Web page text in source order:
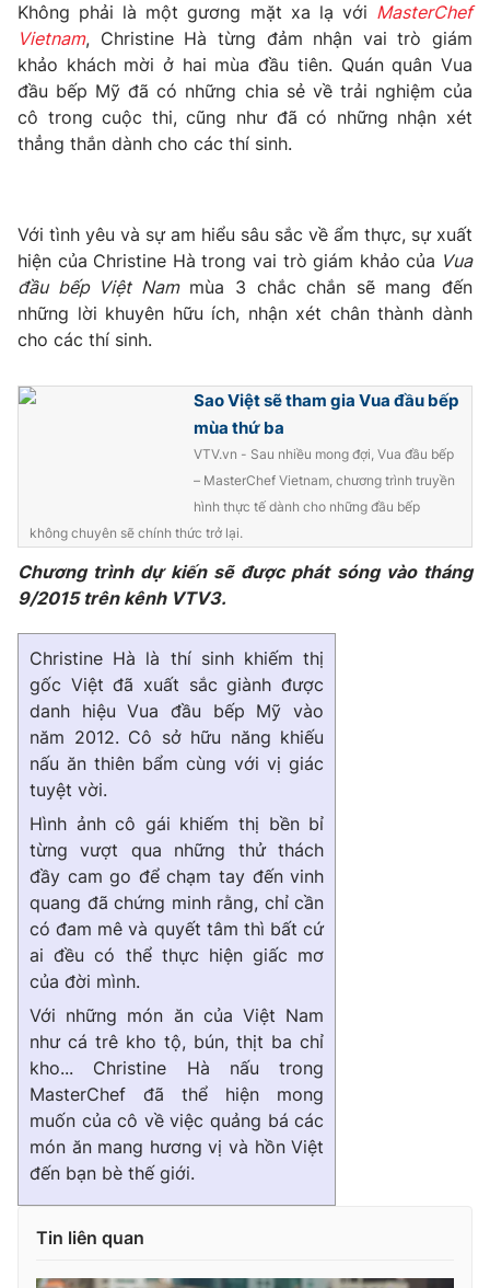
Chất lượng cuộc sống
Tuyển sinh
Học trực tuyến
Công nghệ
Hitech Công nghệ tương lai
Sản phẩm
Giao lưu trực tuyến
Lịch phát sóng
Chuyên mục khác
Emagazine Podcast
Photo
Video Shorts video
VTV Thể thao
VTV Sức khoẻ Bất động sản
Thị trường 24h
VTV4 Vươn mình bằng AI
VTV9 VTV8
Liên hệ tòa soạn
THỜI BÁO VTV
Theo dõi báo trên
Cơ quan chủ quản:Đài Truyền hình Việt Nam
Cơ quan báo chí: Thời báo VTV
Giấy phép hoạt động báo in và báo điện tử số 483/GP-BTTTT
cấp ngày 29/12/2023
Tổng Biên tập: Vũ Thanh Thủy
Nguyễn Trọng Ninh
Không phải là một gương mặt xa lạ với MasterChef
Vietnam, Christine Hà từng đảm nhận vai trò giám
khảo khách mời ở hai mùa đầu tiên. Quán quân Vua
đầu bếp Mỹ đã có những chia sẻ về trải nghiệm của
cô trong cuộc thi, cũng như đã có những nhận xét
thẳng thắn dành cho các thí sinh.
Với tình yêu và sự am hiểu sâu sắc về ẩm thực, sự xuất
hiện của Christine Hà trong vai trò giám khảo của Vua
đầu bếp Việt Nammùa 3 chắc chắn sẽ mang đến
những lời khuyên hữu ích, nhận xét chân thành dành
cho các thí sinh.
Sao Việt sẽ tham gia Vua đầu bếp
mùa thứ ba
VTV.vn - Sau nhiều mong đợi, Vua đầu bếp
– MasterChef Vietnam, chương trình truyền
hình thực tế dành cho những đầu bếp
không chuyên sẽ chính thức trở lại.
Chương trình dự kiến sẽ được phát sóng vào tháng
9/2015 trên kênh VTV3.
Christine Hà là thí sinh khiếm thị
gốc Việt đã xuất sắc giành được
danh hiệu Vua đầu bếp Mỹ vào
năm 2012. Cô sở hữu năng khiếu
nấu ăn thiên bẩm cùng với vị giác
tuyệt vời.
Hình ảnh cô gái khiếm thị bền bỉ
từng vượt qua những thử thách
đầy cam go để chạm tay đến vinh
quang đã chứng minh rằng, chỉ cần
có đam mê và quyết tâm thì bất cứ
ai đều có thể thực hiện giấc mơ
của đời mình.
Với những món ăn của Việt Nam
như cá trê kho tộ, bún, thịt ba chỉ
kho... Christine Hà nấu trong
MasterChef đã thể hiện mong
muốn của cô về việc quảng bá các
món ăn mang hương vị và hồn Việt
đến bạn bè thế giới.
Tin liên quan